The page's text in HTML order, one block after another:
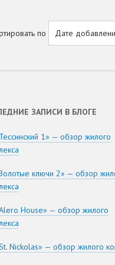
по
ЗАПИСИ В БЛОГЕ
1» — обзор жилого
ключи 2» — обзор
House» — обзор жилого
Nickolas» — обзор жилого